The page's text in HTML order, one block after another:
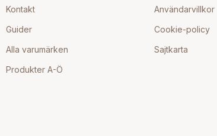
Kontakt
Guider
Alla varumärken
Produkter A-Ö
Användarvillkor
Cookie-policy
Sajtkarta